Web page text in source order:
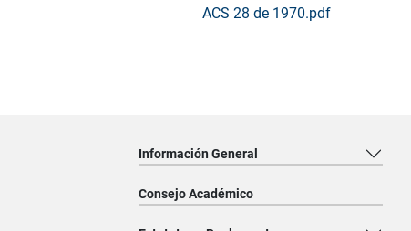
ACS 28 de 1970.pdf
Información General
Consejo Académico